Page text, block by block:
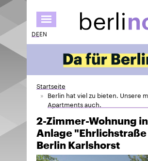
zum
Inhalt
DEEN
Startseite
Berlin hat viel zu bieten. Unsere
Apartments auch.
2-Zimmer-Wohnung
Anlage
Berlin Karlshorst